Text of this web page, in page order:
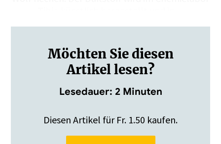
Möchten Sie diesen
Artikel lesen?
Lesedauer: 2 Minuten
Diesen Artikel für Fr. 1.50 kaufen.